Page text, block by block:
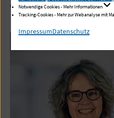
Oberärztin, Gynäkologie
Notwendige Cookies - Mehr Informationen
Tracking-Cookies - Mehr zur Webanalyse mit
ImpressumDatenschutz